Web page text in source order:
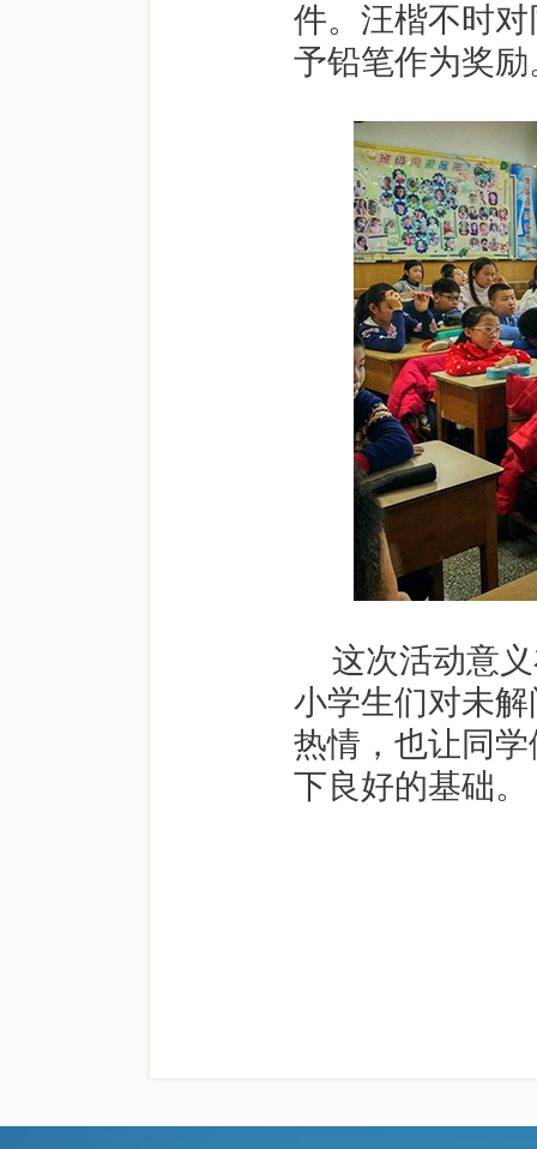
件。汪楷不时
予铅笔作为奖励
这次活动意
小学生们对未
热情，也让同
下良好的基础。